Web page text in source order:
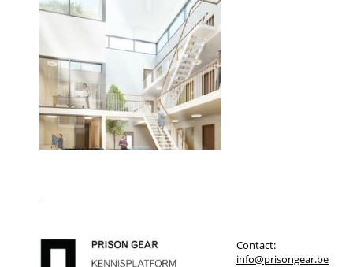
Contact:
info@prisongear.be